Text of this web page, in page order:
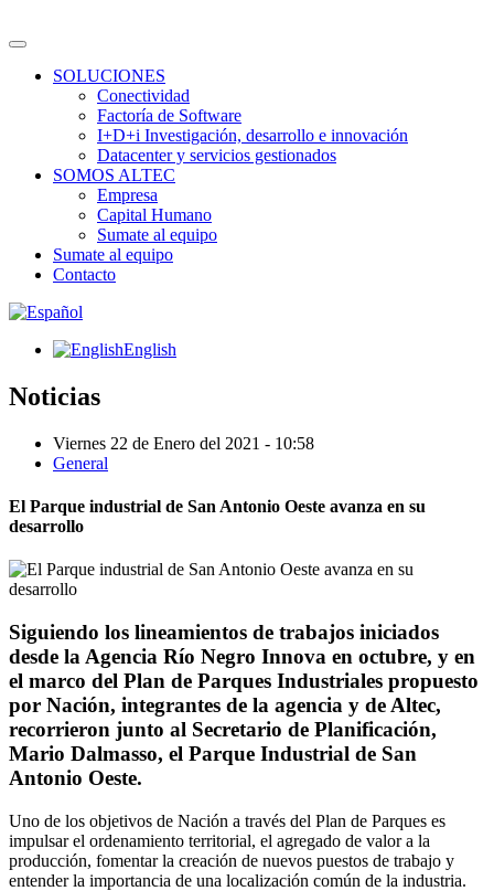
SOLUCIONES
Conectividad
Factoría de Software
I+D+i Investigación, desarrollo e innovación
Datacenter y servicios gestionados
SOMOS ALTEC
Empresa
Capital Humano
Sumate al equipo
Sumate al equipo
Contacto
English
Noticias
Viernes 22 de Enero del 2021 - 10:58
General
El Parque industrial de San Antonio Oeste avanza en su
desarrollo
Siguiendo los lineamientos de trabajos iniciados
desde la Agencia Río Negro Innova en octubre, y en
el marco del Plan de Parques Industriales propuesto
por Nación, integrantes de la agencia y de Altec,
recorrieron junto al Secretario de Planificación,
Mario Dalmasso, el Parque Industrial de San
Antonio Oeste.
Uno de los objetivos de Nación a través del Plan de Parques es
impulsar el ordenamiento territorial, el agregado de valor a la
producción, fomentar la creación de nuevos puestos de trabajo y
entender la importancia de una localización común de la industria.